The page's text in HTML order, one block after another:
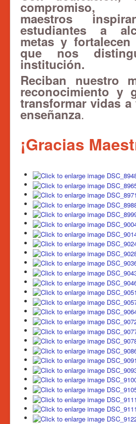
Admisiones 2026
Circulares
Ingreso a Santillana
Actividades
Tratamiento de Datos
compromiso,
maestros
estudiantes a
metas y
que nos
institución.
Reciban nuestro
reconocimiento y
transformar vidas
enseñanza.
¡Gracias